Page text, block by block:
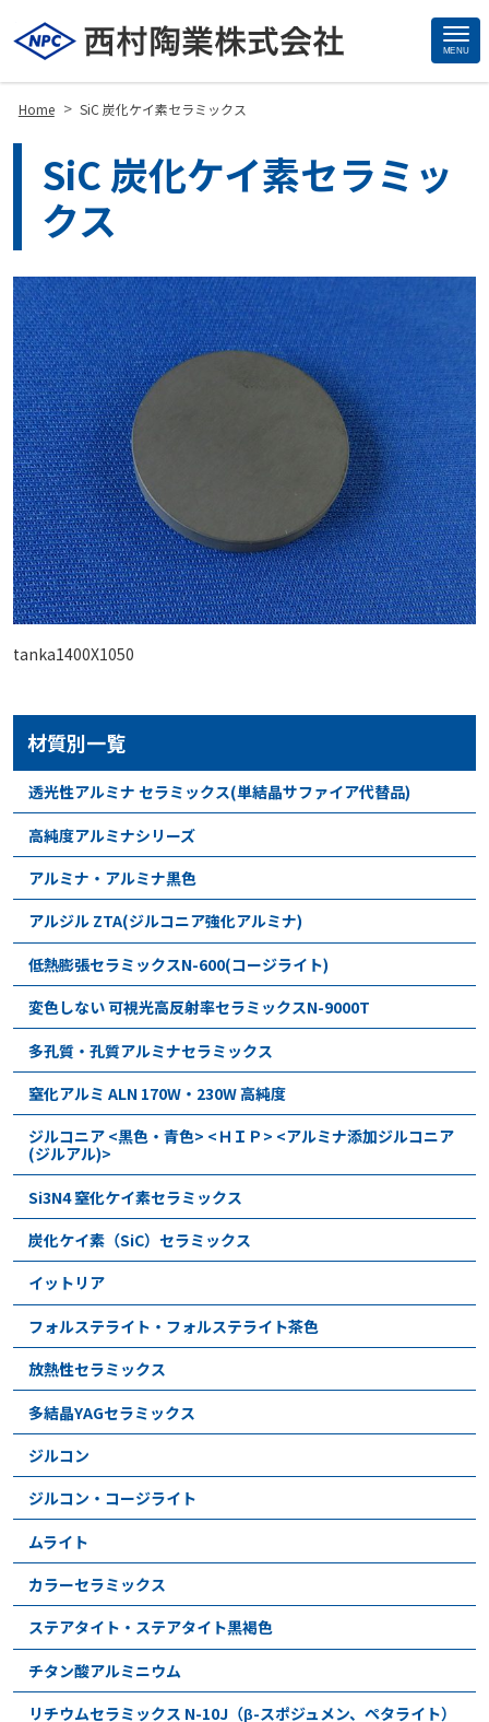
MENU
Home > SiC 炭化ケイ素セラミックス
SiC 炭化ケイ素セラミッ
クス
tanka1400X1050
材質別一覧
透光性アルミナ セラミックス(単結晶サファイア代替品)
高純度アルミナシリーズ
アルミナ・アルミナ黒色
アルジル ZTA(ジルコニア強化アルミナ)
低熱膨張セラミックスN-600(コージライト)
変色しない 可視光高反射率セラミックスN-9000T
多孔質・孔質アルミナセラミックス
窒化アルミ ALN 170W・230W 高純度
ジルコニア <黒色・青色> <ＨＩＰ> <アルミナ添加ジルコニア
(ジルアル)>
Si3N4 窒化ケイ素セラミックス
炭化ケイ素（SiC）セラミックス
イットリア
フォルステライト・フォルステライト茶色
放熱性セラミックス
多結晶YAGセラミックス
ジルコン
ジルコン・コージライト
ムライト
カラーセラミックス
ステアタイト・ステアタイト黒褐色
チタン酸アルミニウム
リチウムセラミックス N-10J（β-スポジュメン、ペタライト）
Site
Footer